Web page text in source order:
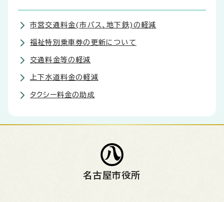
市営交通料金(市バス、地下鉄)の軽減
福祉特別乗車券の更新について
交通料金等の軽減
上下水道料金の軽減
タクシー料金の助成
名古屋市役所